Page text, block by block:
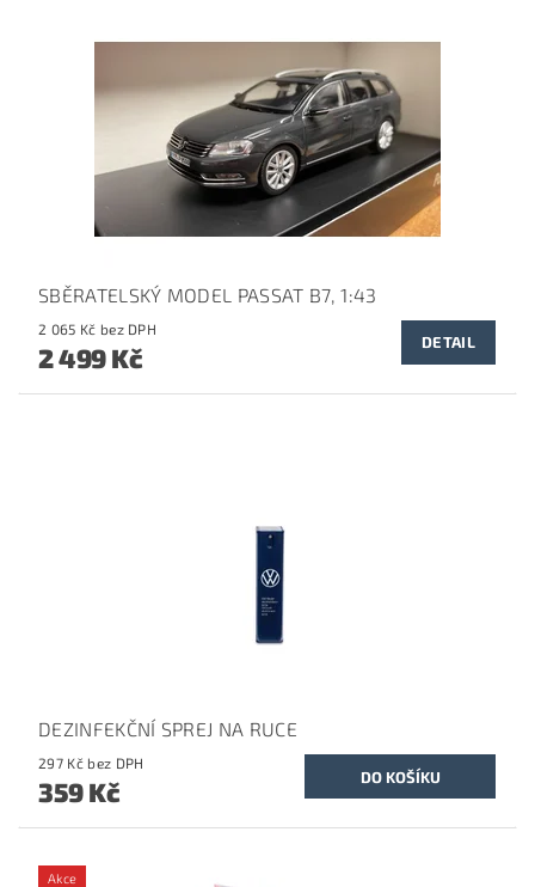
SBĚRATELSKÝ MODEL PASSAT B7, 1:43
2 065 Kč bez DPH
2 499 Kč DETAIL
DEZINFEKČNÍ SPREJ NA RUCE
297 Kč bez DPH
359 Kč
Akce